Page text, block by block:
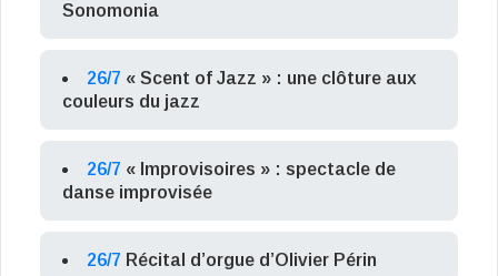
Sonomonia
26/7 « Scent of Jazz » : une clôture aux
couleurs du jazz
26/7 « Improvisoires » : spectacle de
danse improvisée
26/7 Récital d’orgue d’Olivier Périn